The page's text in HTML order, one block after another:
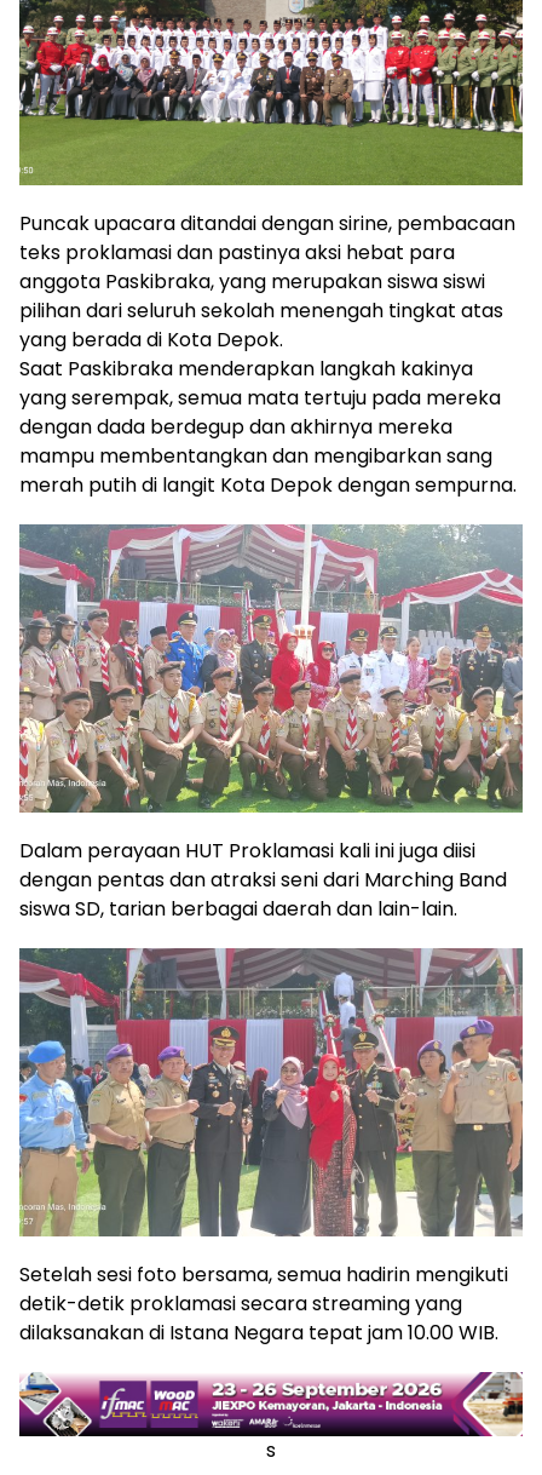
Puncak upacara ditandai dengan sirine, pembacaan
teks proklamasi dan pastinya aksi hebat para
anggota Paskibraka, yang merupakan siswa siswi
pilihan dari seluruh sekolah menengah tingkat atas
yang berada di Kota Depok.
Saat Paskibraka menderapkan langkah kakinya
yang serempak, semua mata tertuju pada mereka
dengan dada berdegup dan akhirnya mereka
mampu membentangkan dan mengibarkan sang
merah putih di langit Kota Depok dengan sempurna.
Dalam perayaan HUT Proklamasi kali ini juga diisi
dengan pentas dan atraksi seni dari Marching Band
siswa SD, tarian berbagai daerah dan lain-lain.
Setelah sesi foto bersama, semua hadirin mengikuti
detik-detik proklamasi secara streaming yang
dilaksanakan di Istana Negara tepat jam 10.00 WIB.
s